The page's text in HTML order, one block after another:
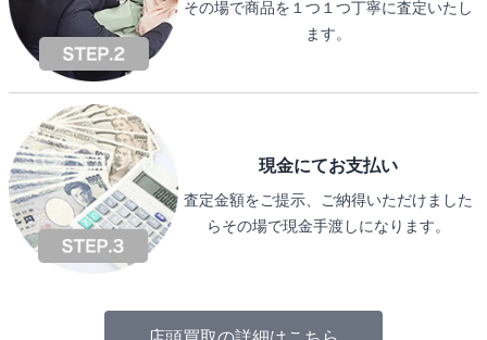
その場で商品を１つ１つ丁寧に査定いたし
ます。
現金にてお支払い
査定金額をご提示、ご納得いただけました
らその場で現金手渡しになります。